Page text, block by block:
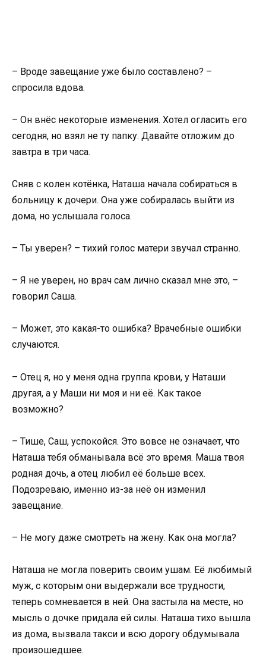
– Вроде завещание уже было составлено? –
спросила вдова.
– Он внёс некоторые изменения. Хотел огласить его
сегодня, но взял не ту папку. Давайте отложим до
завтра в три часа.
Сняв с колен котёнка, Наташа начала собираться в
больницу к дочери. Она уже собиралась выйти из
дома, но услышала голоса.
– Ты уверен? – тихий голос матери звучал странно.
– Я не уверен, но врач сам лично сказал мне это, –
говорил Саша.
– Может, это какая-то ошибка? Врачебные ошибки
случаются.
– Отец я, но у меня одна группа крови, у Наташи
другая, а у Маши ни моя и ни её. Как такое
возможно?
– Тише, Саш, успокойся. Это вовсе не означает, что
Наташа тебя обманывала всё это время. Маша твоя
родная дочь, а отец любил её больше всех.
Подозреваю, именно из-за неё он изменил
завещание.
– Не могу даже смотреть на жену. Как она могла?
Наташа не могла поверить своим ушам. Её любимый
муж, с которым они выдержали все трудности,
теперь сомневается в ней. Она застыла на месте, но
мысль о дочке придала ей силы. Наташа тихо вышла
из дома, вызвала такси и всю дорогу обдумывала
произошедшее.